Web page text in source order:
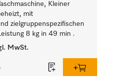
Kleiner
mit
zielgruppenspezifischen
8 kg in 49 min .
MwSt.